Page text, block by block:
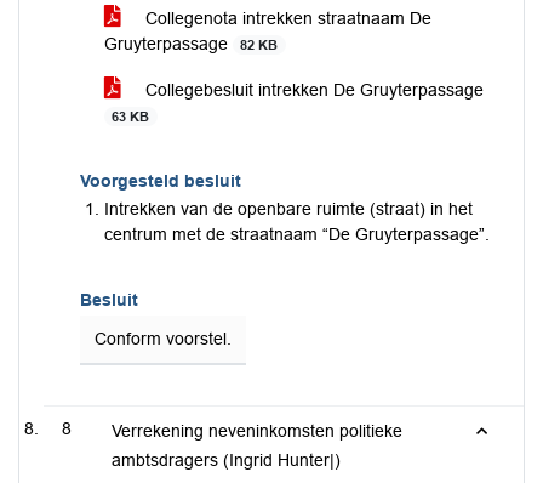
Collegenota intrekken straatnaam De
Gruyterpassage
82 KB
Collegebesluit intrekken De Gruyterpassage
63 KB
Voorgesteld besluit
Intrekken van de openbare ruimte (straat) in het
centrum met de straatnaam “De Gruyterpassage”.
Besluit
Conform voorstel.
8
Verrekening neveninkomsten politieke
ambtsdragers (Ingrid Hunter|)